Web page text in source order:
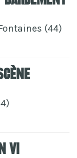
(44)
VI